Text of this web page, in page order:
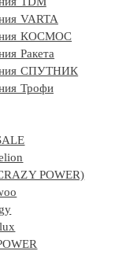
VARTA
КОСМОС
Ракета
СПУТНИК
Трофи
POWER)